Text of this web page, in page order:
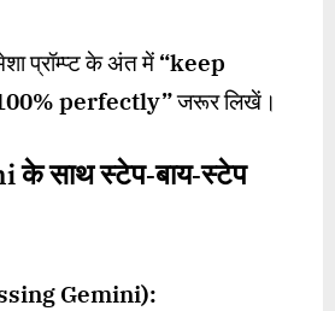
प्रॉम्प्ट के अंत में “keep
perfectly”जरूर लिखें।
के साथ स्टेप-बाय-स्टेप
Gemini):